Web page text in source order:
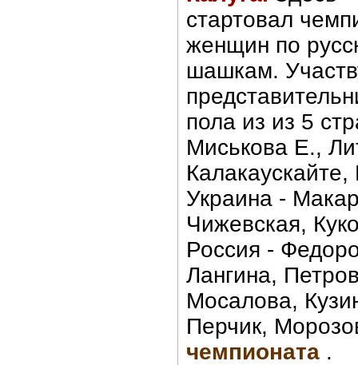
стартовал
женщин по
шашкам.
пола из из 5
Миськова Е.,
Украина -
Чижевская,
Россия -
Лангина,
Мосалова,
Перчик,
чемпионата .